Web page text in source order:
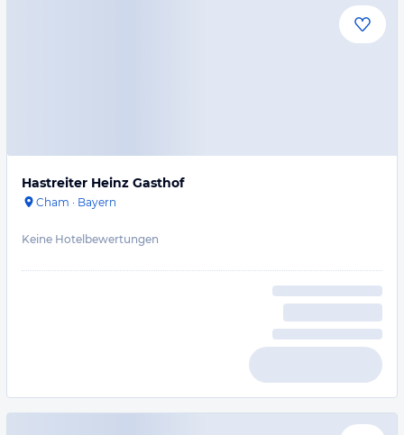
Hastreiter Heinz Gasthof
Cham · Bayern
Keine Hotelbewertungen